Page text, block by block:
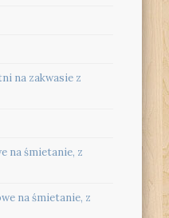
na zakwasie z
na śmietanie, z
na śmietanie, z